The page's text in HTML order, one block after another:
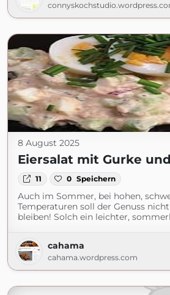
8 August 2025
Eiersalat mit Gurke
11 0 Speichern
Auch im Sommer, bei hohen,
Temperaturen soll der Genuss
bleiben! Solch ein leichter,
cahama
cahama.wordpress.com